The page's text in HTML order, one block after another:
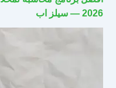
2026 — سيلز اب